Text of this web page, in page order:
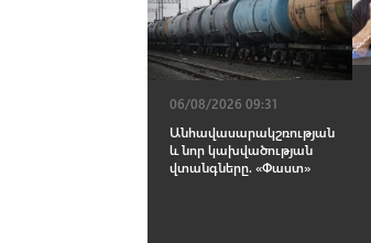
06/08/2026 09:31
Անհավասարակշռության
և նոր կախվածության
վտանգները. «Փաստ»